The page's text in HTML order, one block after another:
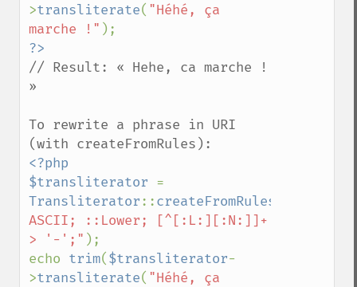
>transliterate( "Héhé, ça
marche !"
// Result: « Hehe, ca marche !
»
To rewrite a phrase in URI
<?php
$transliterator
Transliterator::createFromRules
ASCII; ::Lower; [^[:L:][:N:]]+
> '-';" );
echo trim($transliterator-
>transliterate( "Héhé, ça